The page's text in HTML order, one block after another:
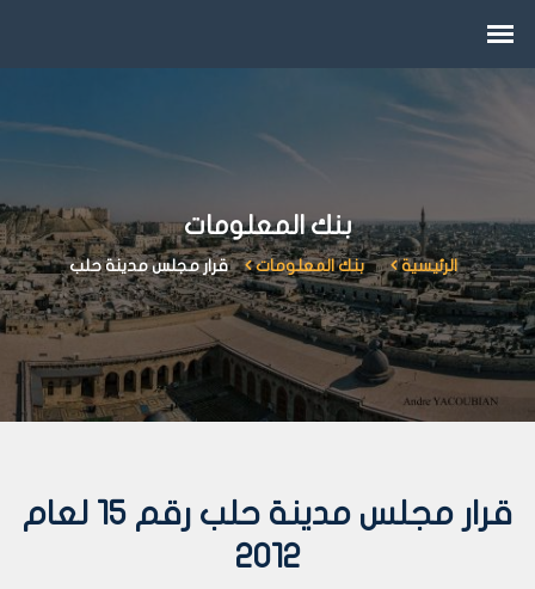
بنك المعلومات
الرئيسية بنك المعلومات قرار مجلس مدينة حلب
قرار مجلس مدينة حلب رقم 15 لعام
2012